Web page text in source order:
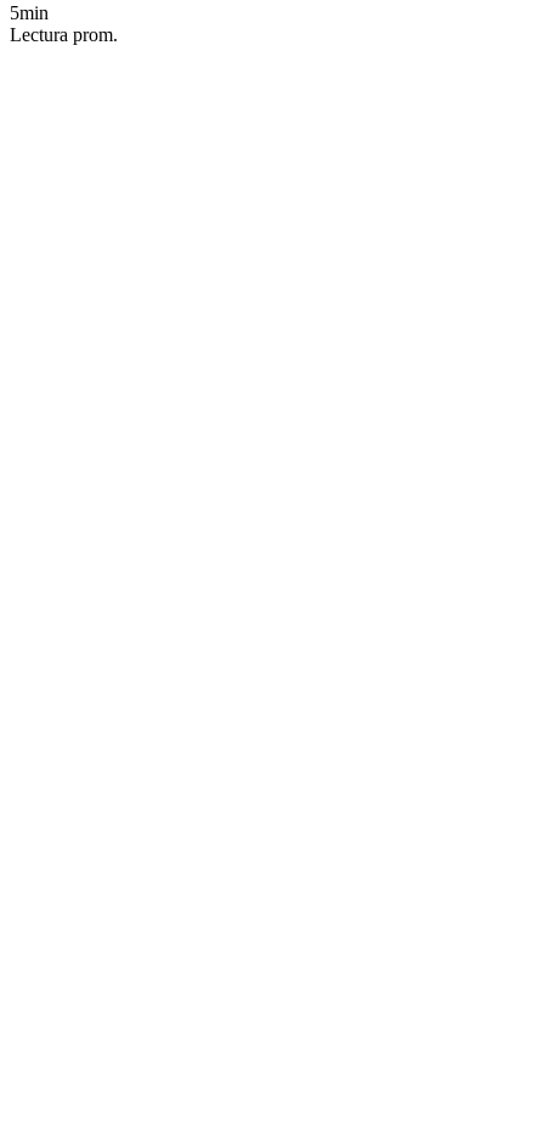
5min
Lectura prom.